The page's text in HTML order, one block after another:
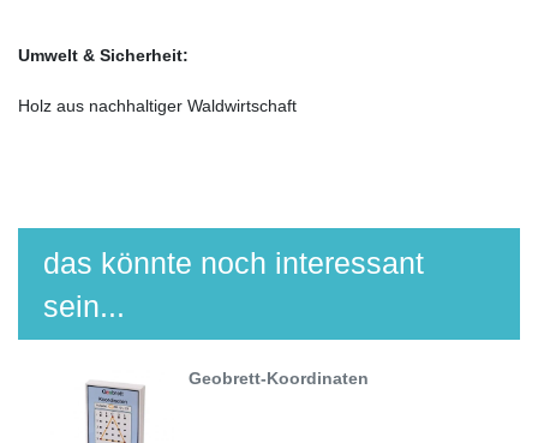
Umwelt & Sicherheit:
Holz aus nachhaltiger Waldwirtschaft
das könnte noch interessant
sein...
Geobrett-Koordinaten